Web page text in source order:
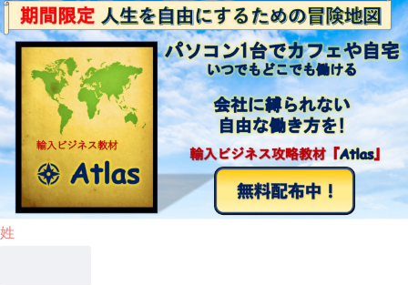
姓